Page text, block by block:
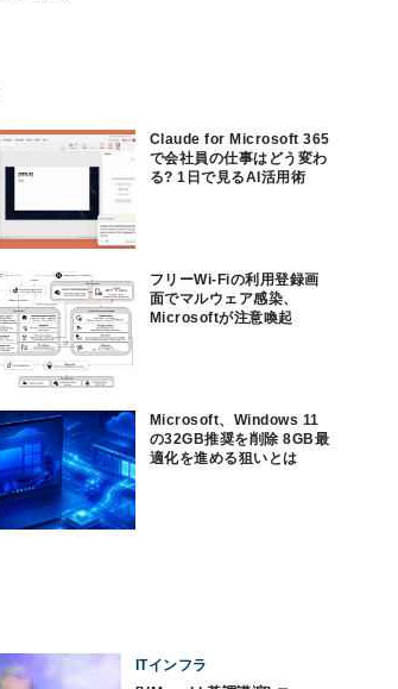
Claude for Microsoft 365
で会社員の仕事はどう変わ
る? 1日で見るAI活用術
フリーWi-Fiの利用登録画
面でマルウェア感染、
Microsoftが注意喚起
Microsoft、Windows 11
の32GB推奨を削除 8GB最
適化を進める狙いとは
ITインフラ